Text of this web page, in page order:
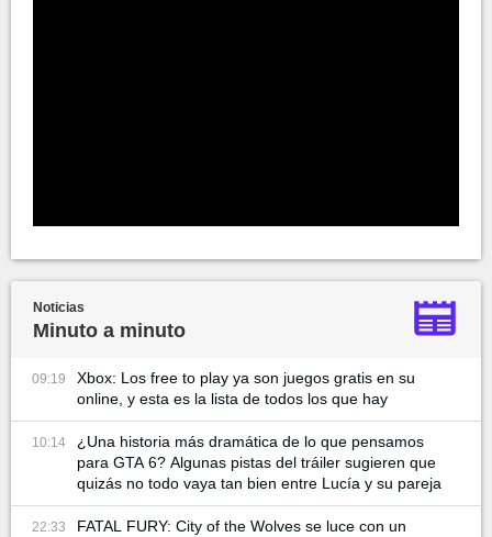
Noticias
Minuto a minuto
09:19
Xbox: Los free to play ya son juegos gratis en su
online, y esta es la lista de todos los que hay
10:14
¿Una historia más dramática de lo que pensamos
para GTA 6? Algunas pistas del tráiler sugieren que
quizás no todo vaya tan bien entre Lucía y su pareja
22:33
FATAL FURY: City of the Wolves se luce con un